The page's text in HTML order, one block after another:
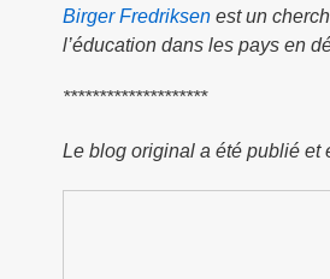
Birger Fredriksen est un
l’éducation dans les pays en
********************
Le blog original a été publié et